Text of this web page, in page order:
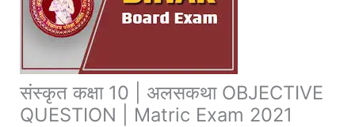
संस्कृत कक्षा 10 | अलसकथा OBJECTIVE
QUESTION | Matric Exam 2021